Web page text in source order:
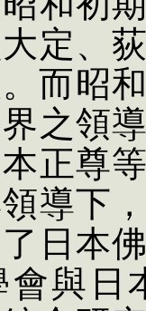
定、
而昭
之領
正尊
導下
日本
會與日